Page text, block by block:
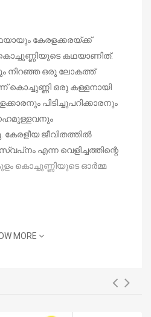
കേരളക്കരയ്ക്ക്
കഥയാണിത്.
നിറഞ്ഞ ഒരു ലോകത്ത്
കൊച്ചുണ്ണി ഒരു കള്ളനായി
പിടിച്ചുപറിക്കാരനും
ജീവിതത്തില്‍
എന്ന വെളിച്ചത്തിന്റെ
കൊച്ചുണ്ണിയുടെ ഓര്‍മ്മ
MORE